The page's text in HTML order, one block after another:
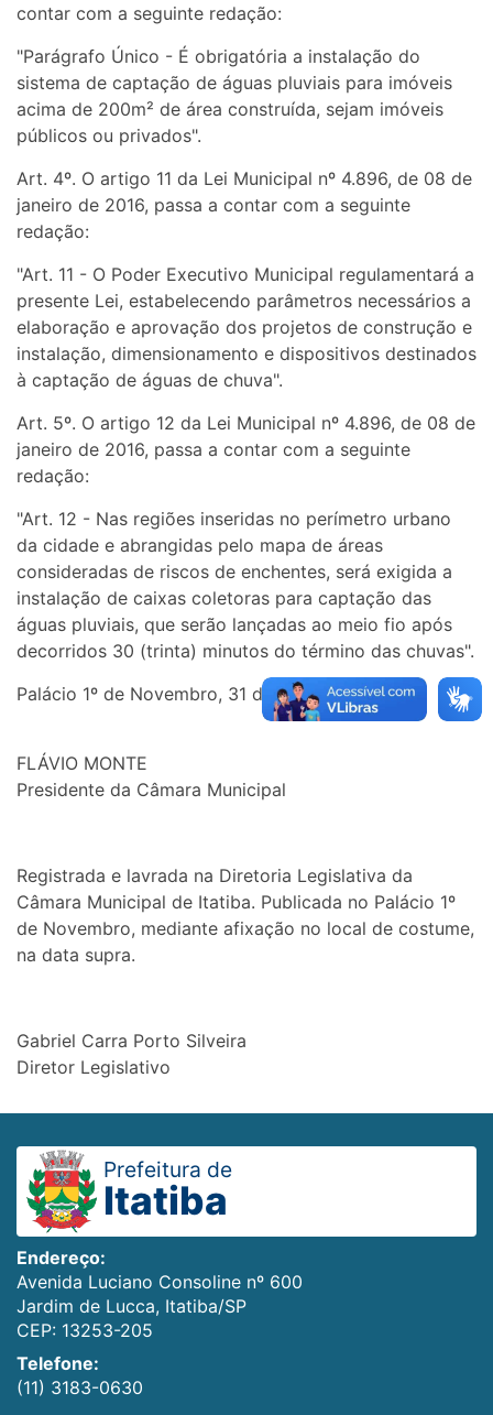
contar com a seguinte redação:
"Parágrafo Único - É obrigatória a instalação do
sistema de captação de águas pluviais para imóveis
acima de 200m² de área construída, sejam imóveis
públicos ou privados".
Art. 4º. O artigo 11 da Lei Municipal nº 4.896, de 08 de
janeiro de 2016, passa a contar com a seguinte
redação:
"Art. 11 - O Poder Executivo Municipal regulamentará a
presente Lei, estabelecendo parâmetros necessários a
elaboração e aprovação dos projetos de construção e
instalação, dimensionamento e dispositivos destinados
à captação de águas de chuva".
Art. 5º. O artigo 12 da Lei Municipal nº 4.896, de 08 de
janeiro de 2016, passa a contar com a seguinte
redação:
"Art. 12 - Nas regiões inseridas no perímetro urbano
da cidade e abrangidas pelo mapa de áreas
consideradas de riscos de enchentes, será exigida a
instalação de caixas coletoras para captação das
águas pluviais, que serão lançadas ao meio fio após
decorridos 30 (trinta) minutos do término das chuvas".
Palácio 1º de Novembro, 31 de janeiro de 2017
FLÁVIO MONTE
Presidente da Câmara Municipal
Registrada e lavrada na Diretoria Legislativa da
Câmara Municipal de Itatiba. Publicada no Palácio 1º
de Novembro, mediante afixação no local de costume,
na data supra.
Gabriel Carra Porto Silveira
Diretor Legislativo
Prefeitura de
Itatiba
Endereço:
Avenida Luciano Consoline nº 600
Jardim de Lucca, Itatiba/SP
CEP: 13253-205
Telefone:
(11) 3183-0630